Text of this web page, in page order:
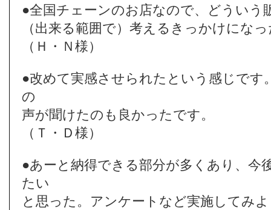
●全国チェーンのお店なので、どういう
（出来る範囲で）考えるきっかけにな
（Ｈ・Ｎ様）
●改めて実感させられたという感じです
の
声が聞けたのも良かったです。
（Ｔ・Ｄ様）
●あーと納得できる部分が多くあり、今
たい
と思った。アンケートなど実施してみ